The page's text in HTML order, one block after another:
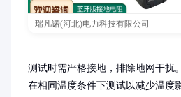
瑞凡诺(河北)电力科技有限公司
测试时需严格接地，排除地网干扰
在相同温度条件下测试以减少温度